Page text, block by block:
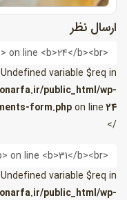
ارسال نظر
variable $req in
public_html/wp-
form.phpon line24
/>
ایمیل
variable $req in
public_html/wp-